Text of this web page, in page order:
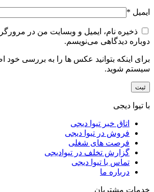
ایمیل *
ذخیره نام، ایمیل و وبسایت من در
دوباره دیدگاهی می‌نویسم.
برای اینکه بتوانید عکس ها را به بررسی خود
سیستم شوید.
با تیوا دیجی
اتاق خبر تیوا دیجی
فروش در تیوا دیجی
فرصت های شغلی
گزارش تخلف در تیوادیجی
تماس با تیوا دیجی
درباره ما
خدمات مشتریان